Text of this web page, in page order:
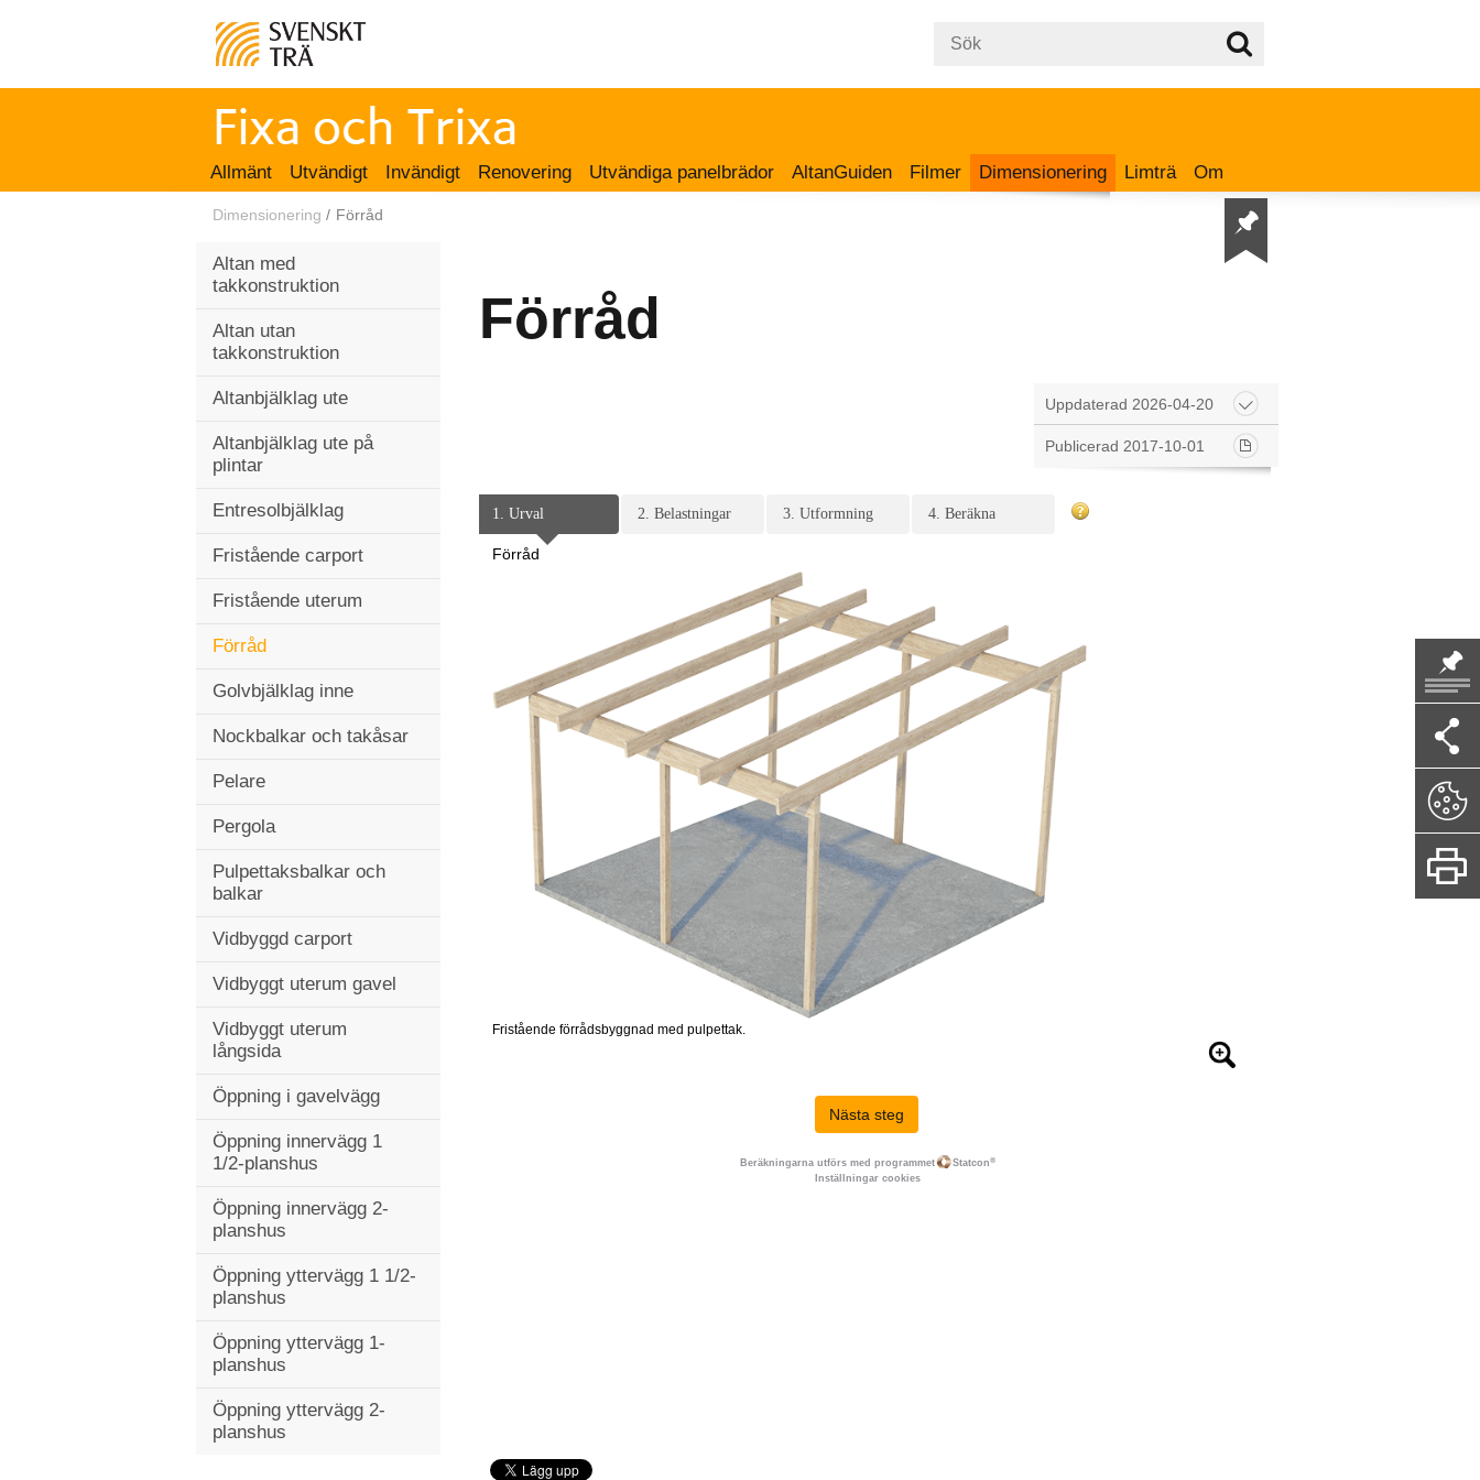
Allmänt Utvändigt Invändigt Renovering Utvändiga panelbrädor AltanGuiden Filmer Dimensionering Limträ Om
Dimensionering / Förråd
Altan med
takkonstruktion
Altan utan
takkonstruktion
Altanbjälklag ute
Altanbjälklag ute på
plintar
Entresolbjälklag
Fristående carport
Fristående uterum
Förråd
Golvbjälklag inne
Nockbalkar och takåsar
Pelare
Pergola
Pulpettaksbalkar och
balkar
Vidbyggd carport
Vidbyggt uterum gavel
Vidbyggt uterum
långsida
Öppning i gavelvägg
Öppning innervägg 1
1/2-planshus
Öppning innervägg 2-
planshus
Öppning yttervägg 1 1/2-
planshus
Öppning yttervägg 1-
planshus
Öppning yttervägg 2-
planshus
Förråd
Uppdaterad 2026-04-20
Publicerad 2017-10-01